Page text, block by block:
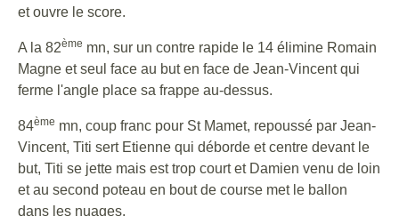
et ouvre le score.
A la 82ème mn, sur un contre rapide le 14 élimine Romain
Magne et seul face au but en face de Jean-Vincent qui
ferme l'angle place sa frappe au-dessus.
84ème mn, coup franc pour St Mamet, repoussé par Jean-
Vincent, Titi sert Etienne qui déborde et centre devant le
but, Titi se jette mais est trop court et Damien venu de loin
et au second poteau en bout de course met le ballon
dans les nuages.